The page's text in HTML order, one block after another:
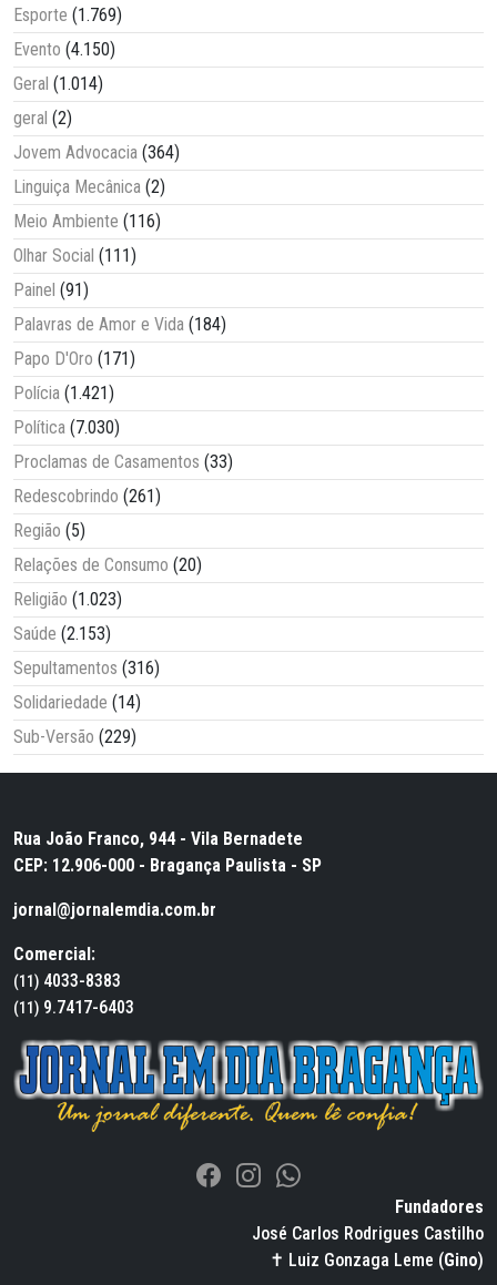
Esporte (1.769)
Evento (4.150)
Geral (1.014)
geral (2)
Jovem Advocacia (364)
Linguiça Mecânica (2)
Meio Ambiente (116)
Olhar Social (111)
Painel (91)
Palavras de Amor e Vida (184)
Papo D'Oro (171)
Polícia (1.421)
Política (7.030)
Proclamas de Casamentos (33)
Redescobrindo (261)
Região (5)
Relações de Consumo (20)
Religião (1.023)
Saúde (2.153)
Sepultamentos (316)
Solidariedade (14)
Sub-Versão (229)
Rua João Franco, 944 - Vila Bernadete
CEP: 12.906-000 - Bragança Paulista - SP
jornal@jornalemdia.com.br
Comercial:
(11) 4033-8383
(11) 9.7417-6403
Fundadores
José Carlos Rodrigues Castilho
✝ Luiz Gonzaga Leme (Gino)